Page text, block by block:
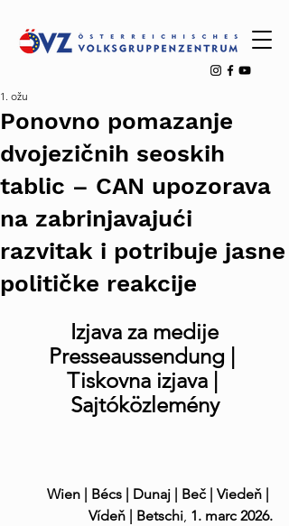
Ponovno pomazanje
dvojezičnih seoskih
tablic – CAN upozorava
na zabrinjavajući
razvitak i potribuje jasne
političke reakcije
1. ožu
Izjava za medije
Presseaussendung |
Tiskovna izjava |
Sajtóközlemény
Wien | Bécs | Dunaj | Beč | Viedeň |
Vídeň | Betschi, 1. marc 2026.